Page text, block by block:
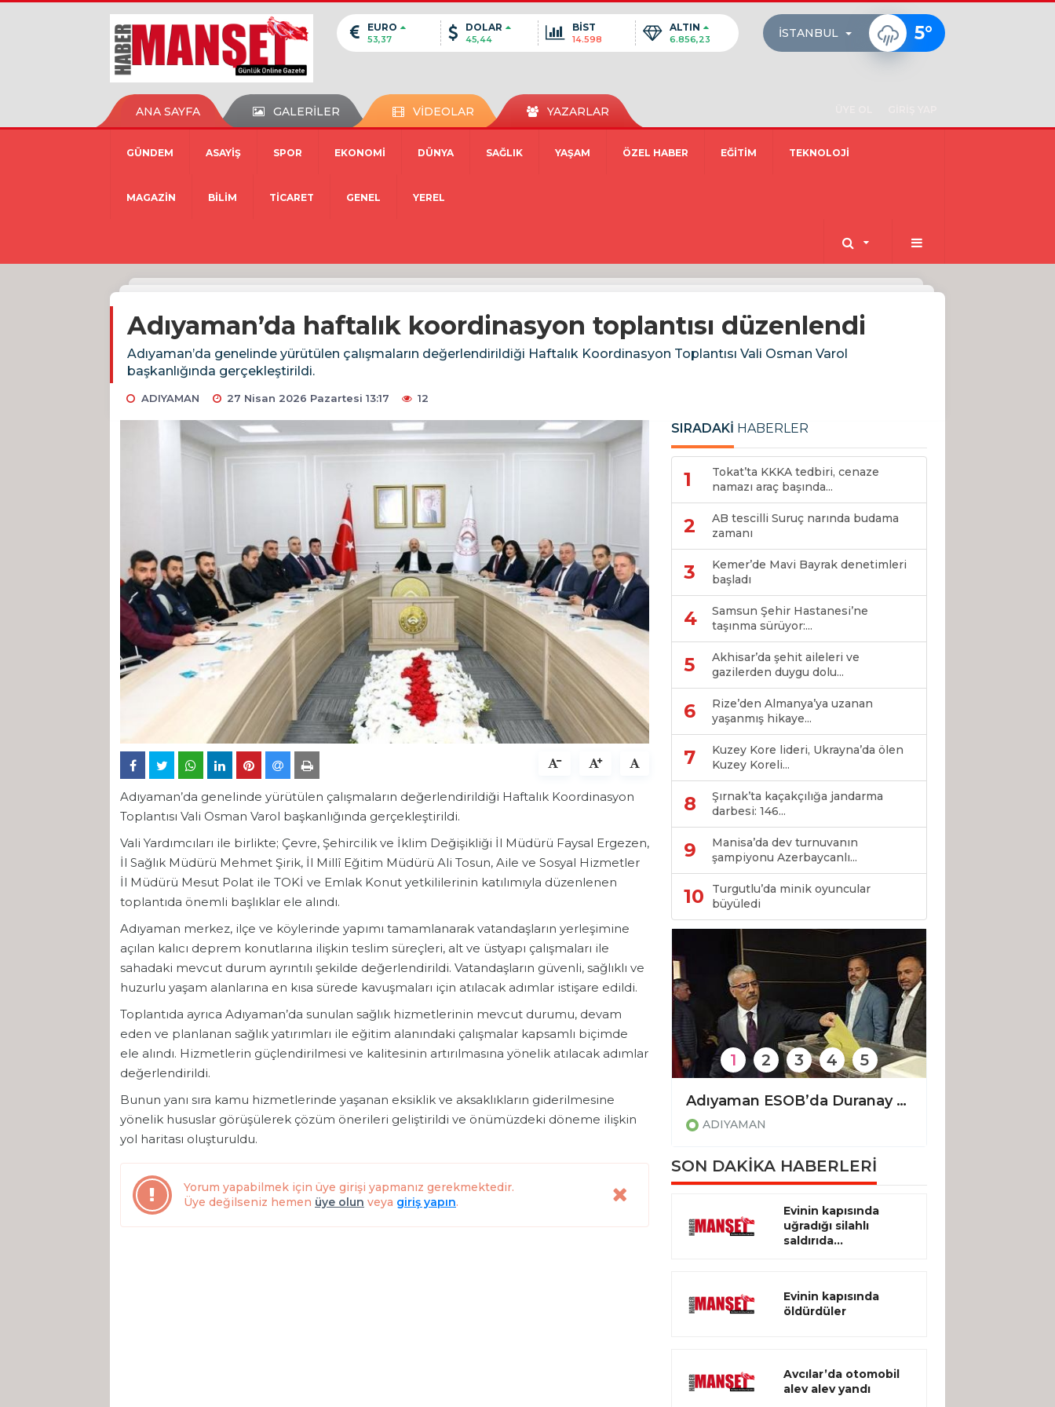
EURO
53,37
DOLAR
45,44
BİST
14.598
ALTIN
6.856,23 İSTANBUL 5°
ANA SAYFA GALERİLER VİDEOLAR YAZARLAR
GÜNDEM ASAYİŞ SPOR EKONOMİ DÜNYA SAĞLIK YAŞAM ÖZEL HABER EĞİTİM TEKNOLOJİ
MAGAZİN BİLİM TİCARET GENEL YEREL
Adıyaman’da haftalık koordinasyon toplantısı düzenlendi
Adıyaman’da genelinde yürütülen çalışmaların değerlendirildiği Haftalık Koordinasyon Toplantısı Vali Osman Varol
başkanlığında gerçekleştirildi.
ADIYAMAN 27 Nisan 2026 Pazartesi 13:17 12
Adıyaman’da genelinde yürütülen çalışmaların değerlendirildiği Haftalık Koordinasyon
Toplantısı Vali Osman Varol başkanlığında gerçekleştirildi.
Vali Yardımcıları ile birlikte; Çevre, Şehircilik ve İklim Değişikliği İl Müdürü Faysal Ergezen,
İl Sağlık Müdürü Mehmet Şirik, İl Millî Eğitim Müdürü Ali Tosun, Aile ve Sosyal Hizmetler
İl Müdürü Mesut Polat ile TOKİ ve Emlak Konut yetkililerinin katılımıyla düzenlenen
toplantıda önemli başlıklar ele alındı.
Adıyaman merkez, ilçe ve köylerinde yapımı tamamlanarak vatandaşların yerleşimine
açılan kalıcı deprem konutlarına ilişkin teslim süreçleri, alt ve üstyapı çalışmaları ile
sahadaki mevcut durum ayrıntılı şekilde değerlendirildi. Vatandaşların güvenli, sağlıklı ve
huzurlu yaşam alanlarına en kısa sürede kavuşmaları için atılacak adımlar istişare edildi.
Toplantıda ayrıca Adıyaman’da sunulan sağlık hizmetlerinin mevcut durumu, devam
eden ve planlanan sağlık yatırımları ile eğitim alanındaki çalışmalar kapsamlı biçimde
ele alındı. Hizmetlerin güçlendirilmesi ve kalitesinin artırılmasına yönelik atılacak adımlar
değerlendirildi.
Bunun yanı sıra kamu hizmetlerinde yaşanan eksiklik ve aksaklıkların giderilmesine
yönelik hususlar görüşülerek çözüm önerileri geliştirildi ve önümüzdeki döneme ilişkin
yol haritası oluşturuldu.
Yorum yapabilmek için üye girişi yapmanız gerekmektedir.
Üye değilseniz hemen üye olun veya giriş yapın.
SIRADAKİ HABERLER
1
Tokat’ta KKKA tedbiri, cenaze
namazı araç başında...
2
AB tescilli Suruç narında budama
zamanı
3
Kemer’de Mavi Bayrak denetimleri
başladı
4
Samsun Şehir Hastanesi’ne
taşınma sürüyor:...
5
Akhisar’da şehit aileleri ve
gazilerden duygu dolu...
6
Rize’den Almanya’ya uzanan
yaşanmış hikaye...
7
Kuzey Kore lideri, Ukrayna’da ölen
Kuzey Koreli...
8
Şırnak’ta kaçakçılığa jandarma
darbesi: 146...
9
Manisa’da dev turnuvanın
şampiyonu Azerbaycanlı...
10
Turgutlu’da minik oyuncular
büyüledi
ADIYAMAN
Adıyaman ESOB’da Duranay güven tazeledi
ADIYAMAN
1 2 3 4 5
SON DAKİKA HABERLERİ
Evinin kapısında
uğradığı silahlı
saldırıda...
Evinin kapısında
öldürdüler
Avcılar’da otomobil
alev alev yandı